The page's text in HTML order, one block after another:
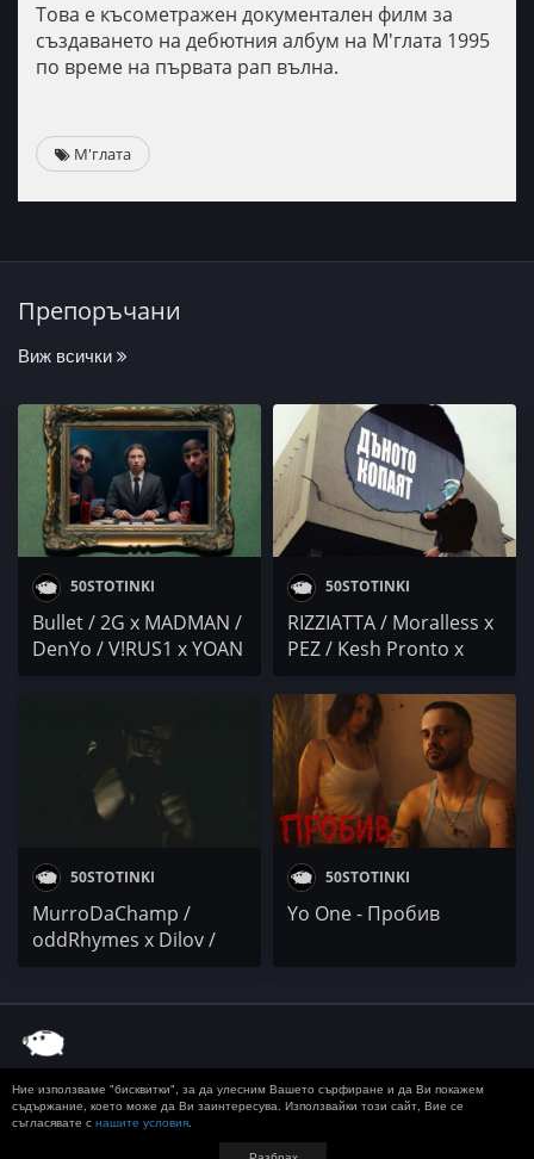
Това е късометражен документален филм за
създаването на дебютния албум на М'глата 1995
по време на първата рап вълна.
М'глата
Препоръчани
Виж всички
50STOTINKI
Bullet / 2G x MADMAN /
DenYo / V!RUS1 x YOAN
KOTENCETO / RAFADO /
Lazura Music
50STOTINKI
RIZZIATTA / Moralless x
PEZ / Kesh Pronto x
Trombobby / UNDER . S
/ Tayfata & Ganjev /
MITREVV / Kymcho
Vulcho / HOOD WAVE /
MONEY Q WRIST
50STOTINKI
MurroDaChamp /
oddRhymes x Dilov /
POSEYDON x CEKO /
Прея / Venci Venc' /
MOMO
50STOTINKI
Yo One - Пробив
© 2020 50 STOTINKI КОНТАКТ
ЗА РЕКЛАМА
ДОСТАВКА, ЗАПЛАЩАНЕ И ВРЪЩАНЕ
Ние използваме "бисквитки", за да улесним Вашето сърфиране и да Ви покажем
съдържание, което може да Ви заинтересува. Използвайки този сайт, Вие се
съгласявате с нашите условия.